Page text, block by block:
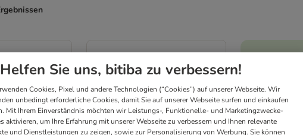
Helfen Sie uns, bitiba zu verbessern!
Cookies, Pixel und andere Technologien (“Cookies”) auf unserer Webseite. Wir
unbedingt erforderliche Cookies, damit Sie auf unserer Webseite surfen und einkaufen
Mit Ihrem Einverständnis möchten wir Leistungs-, Funktionelle- und Marketingzwecke-
aktivieren, um Ihre Erfahrung mit unserer Webseite zu verbessern und Ihnen relevante
und Dienstleistungen zu zeigen, sowie zur Personalisierung von Werbung. Sie können